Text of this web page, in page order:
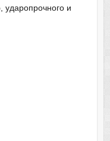
ударопрочного и